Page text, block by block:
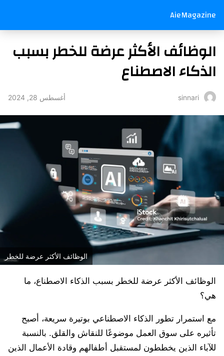
AieMagazine
الوظائف الأكثر عرضة للخطر بسبب
الذكاء الاصطناع
sinnari أغسطس 28, 2024
الوظائف الأكثر عرضة للخطر
الوظائف الأكثر عرضة للخطر بسبب الذكاء الاصطناع، ما
هي؟
مع استمرار تطور الذكاء الاصطناعي بوتيرة سريعة، أصبح
تأثيره على سوق العمل موضوعًا للنقاش والقلق. بالنسبة
للآباء الذين يخططون لمستقبل أطفالهم وقادة الأعمال الذين